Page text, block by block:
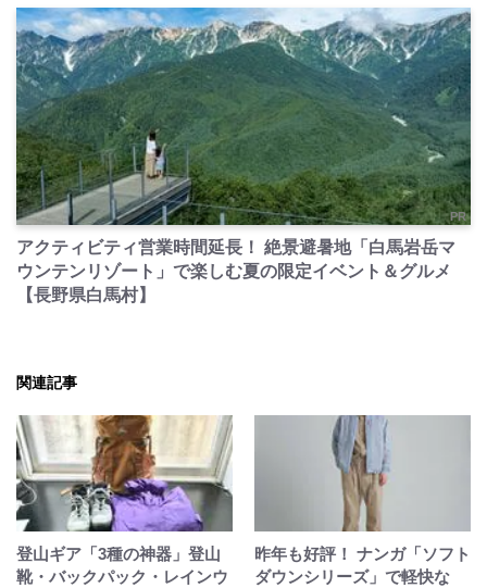
PR
アクティビティ営業時間延長！ 絶景避暑地「白馬岩岳マ
ウンテンリゾート」で楽しむ夏の限定イベント＆グルメ
【長野県白馬村】
関連記事
登山ギア「3種の神器」登山
靴・バックパック・レインウ
昨年も好評！ ナンガ「ソフト
ダウンシリーズ」で軽快な